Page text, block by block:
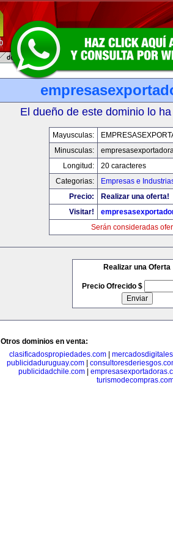
El dueño de este dominio lo
Mayusculas:
Minusculas:
Longitud:
20 caracteres
Categorias:
Empresas e
Precio:
Realizar una oferta!
Visitar!
Serán consideradas
Realizar una Oferta
Precio Ofrecido $
Otros dominios en venta:
clasificadospropiedades.com|
publicidaduruguay.com
publicidadchile.com|